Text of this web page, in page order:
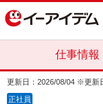
仕事情報
更新日：2026/08/04 ※更新
正社員